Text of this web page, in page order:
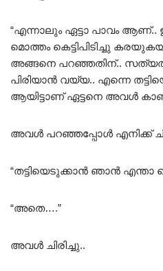
“എന്നാലും ഏട്ടാ പാവം ആണ്..
മൊത്തം കെട്ടിപിടിച്ചു
അങ്ങനെ പറഞ്ഞതിന്..
പിരിയാൻ വയ്യ.. എന്നെ
ആയിട്ടാണ് ഏട്ടനെ അവൾ
അവൾ പറഞ്ഞപ്പോൾ എനിക്ക്
“തട്ടിയെടുക്കാൻ ഞാൻ
“അതെ….”
അവൾ ചിരിച്ചു..